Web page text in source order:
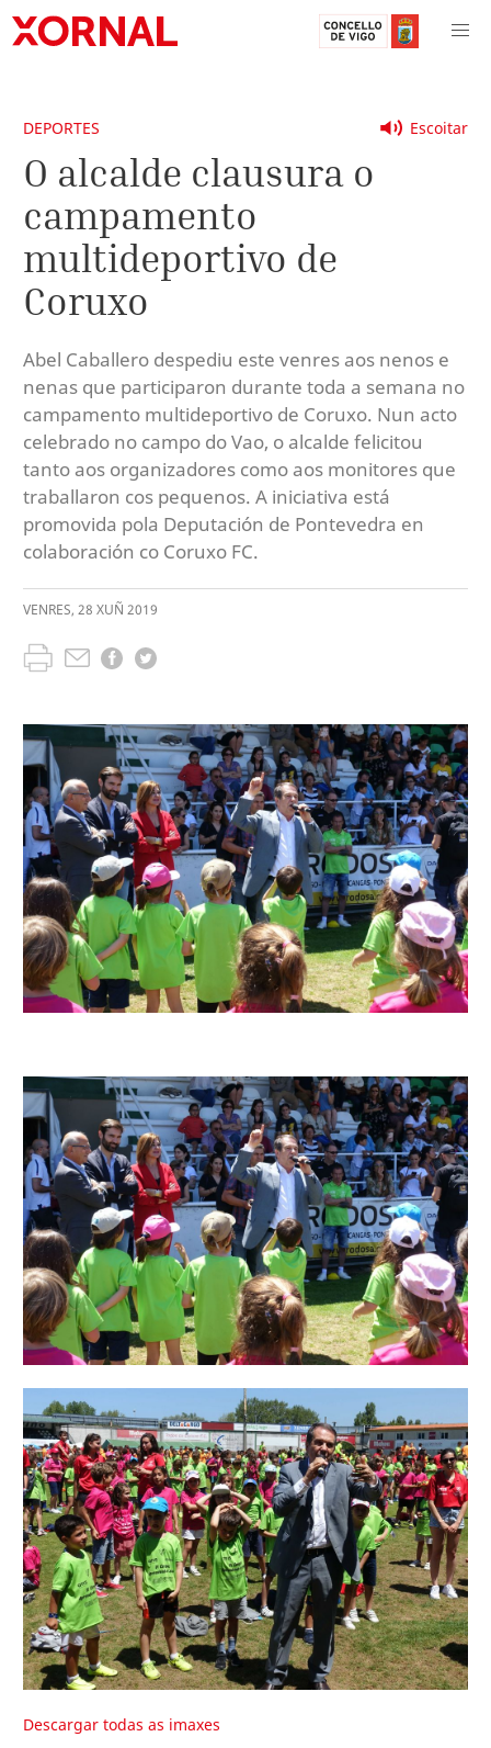
Escoitar
DEPORTES
O alcalde clausura o
campamento
multideportivo de
Coruxo
Abel Caballero despediu este venres aos nenos e
nenas que participaron durante toda a semana no
campamento multideportivo de Coruxo. Nun acto
celebrado no campo do Vao, o alcalde felicitou
tanto aos organizadores como aos monitores que
traballaron cos pequenos. A iniciativa está
promovida pola Deputación de Pontevedra en
colaboración co Coruxo FC.
VENRES, 28 XUÑ 2019
Descargar todas as imaxes